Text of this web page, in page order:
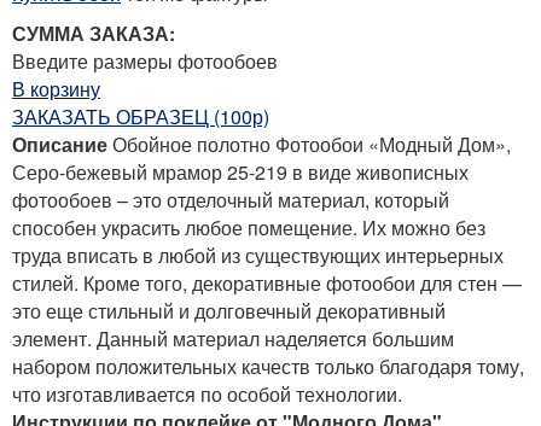
СУММА ЗАКАЗА:
Введите размеры фотообоев
В корзину
ЗАКАЗАТЬ ОБРАЗЕЦ (100р)
ОписаниеОбойное полотно Фотообои «Модный Дом»,
Серо-бежевый мрамор 25-219 в виде живописных
фотообоев – это отделочный материал, который
способен украсить любое помещение. Их можно без
труда вписать в любой из существующих интерьерных
стилей. Кроме того, декоративные фотообои для стен —
это еще стильный и долговечный декоративный
элемент. Данный материал наделяется большим
набором положительных качеств только благодаря тому,
что изготавливается по особой технологии.